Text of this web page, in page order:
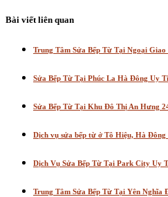
Bài viết liên quan
Trung Tâm Sửa Bếp Từ Tại Ngoại
Sửa Bếp Từ Tại Phúc La Hà Đông Uy
Sửa Bếp Từ Tại Khu Đô Thị An Hưng
Dịch vụ sửa bếp từ ở Tô Hiệu, Hà Đông
Dịch Vụ Sửa Bếp Từ Tại Park City Uy
Trung Tâm Sửa Bếp Từ Tại Yên Nghĩa